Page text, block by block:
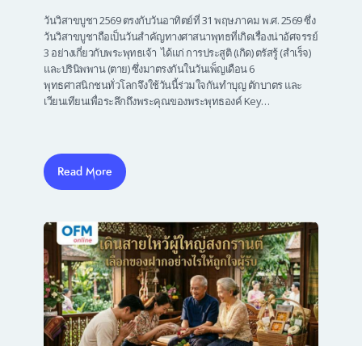
วันวิสาขบูชา 2569 ตรงกับวันอาทิตย์ที่ 31 พฤษภาคม พ.ศ. 2569 ซึ่ง
วันวิสาขบูชาถือเป็นวันสำคัญทางศาสนาพุทธที่เกิดเรื่องน่าอัศจรรย์
3 อย่างเกี่ยวกับพระพุทธเจ้า ได้แก่ การประสูติ (เกิด) ตรัสรู้ (สำเร็จ)
และปรินิพพาน (ตาย) ซึ่งมาตรงกันในวันเพ็ญเดือน 6
พุทธศาสนิกชนทั่วโลกจึงใช้วันนี้ร่วมใจกันทำบุญ ตักบาตร และ
เวียนเทียนเพื่อระลึกถึงพระคุณของพระพุทธองค์ Key…
Read More